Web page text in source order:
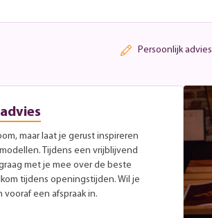
Persoonlijk advies
maar laat je gerust inspireren
Tijdens een vrijblijvend
met je mee over de beste
tijdens openingstijden. Wil je
vooraf een afspraak in.